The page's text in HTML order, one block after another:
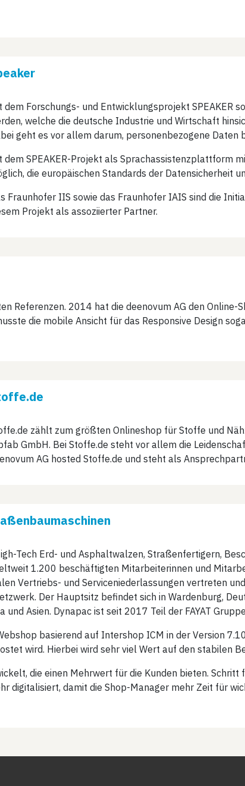
dem Forschungs- und Entwicklungsprojekt SPEAKER
welche die deutsche Industrie und Wirtschaft
geht es vor allem darum, personenbezogene Daten
dem SPEAKER-Projekt als Sprachassistenzplattform
die europäischen Standards der Datensicherheit
Fraunhofer IIS sowie das Fraunhofer IAIS sind die
Projekt als assoziierter Partner.
Referenzen. 2014 hat die deenovum AG den Online-
die mobile Ansicht für das Responsive Design
zählt zum größten Onlineshop für Stoffe und
GmbH. Bei Stoffe.de steht vor allem die
AG hosted Stoffe.de und steht als
Tech Erd- und Asphaltwalzen, Straßenfertigern,
1.200 beschäftigten Mitarbeiterinnen und
Vertriebs- und Serviceniederlassungen vertreten
Der Hauptsitz befindet sich in Wardenburg,
Asien. Dynapac ist seit 2017 Teil der FAYAT
basierend auf Intershop ICM in der Version
wird. Hierbei wird sehr viel Wert auf den stabilen
die einen Mehrwert für die Kunden bieten. Schritt
digitalisiert, damit die Shop-Manager mehr Zeit für